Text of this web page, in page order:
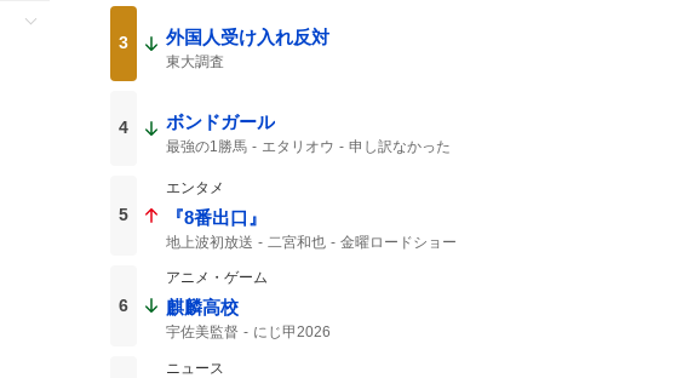
3 外国人受け入れ反対
東大調査
4 ボンドガール
最強の1勝馬 エタリオウ 申し訳なかった
5
エンタメ
『8番出口』
地上波初放送 二宮和也
金曜ロードショー
ゲーム
映画8番出口
6
アニメ・ゲーム
麒麟高校
宇佐美監督 にじ甲2026
ニュース